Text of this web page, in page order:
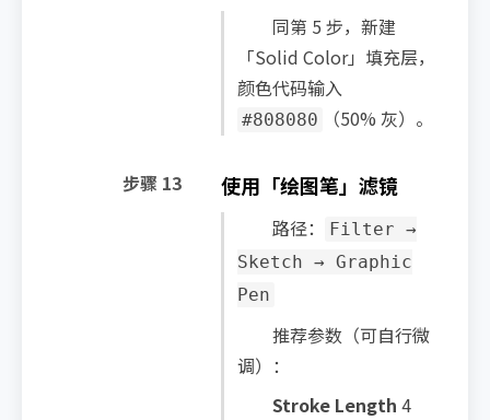
同第 5 步，新建
「Solid Color」填充层，
颜色代码输入
#808080 （50% 灰）。
使用「绘图笔」滤镜
路径：
Filter →
Sketch → Graphic
Pen
推荐参数（可自行微
调）：
Stroke Length 4
步骤 13